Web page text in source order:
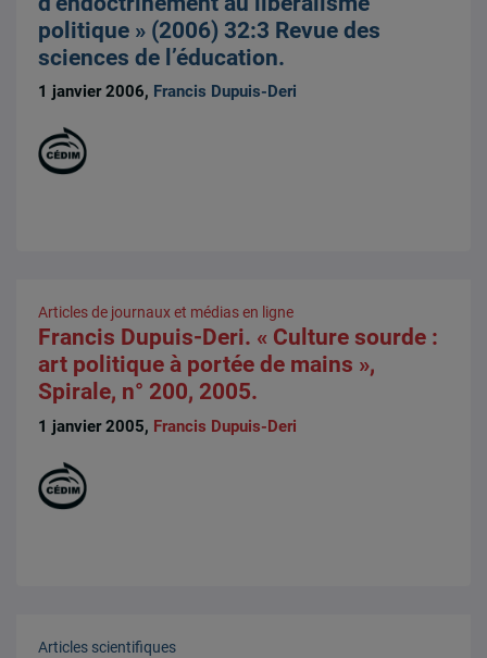
politique » (2006) 32:3 Revue des
sciences de l’éducation.
1 janvier 2006, Francis Dupuis-Deri
Articles de journaux et médias en ligne
Francis Dupuis-Deri. « Culture sourde :
art politique à portée de mains »,
Spirale, n° 200, 2005.
1 janvier 2005, Francis Dupuis-Deri
Articles scientifiques